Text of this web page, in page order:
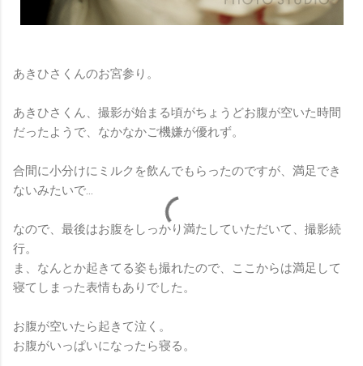
あきひさくんのお宮参り。
あきひさくん、撮影が始まる頃がちょうどお腹が空いた時間
だったようで、なかなかご機嫌が優れず。
合間に小分けにミルクを飲んでもらったのですが、満足でき
ないみたいで…
なので、最後はお腹をしっかり満たしていただいて、撮影続
行。
ま、なんとか起きてる姿も撮れたので、ここからは満足して
寝てしまった表情もありでした。
お腹が空いたら起きて泣く。
お腹がいっぱいになったら寝る。